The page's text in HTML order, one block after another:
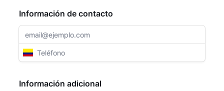
Información de contacto
Información adicional